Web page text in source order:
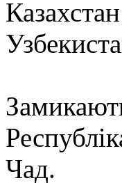
Чад.